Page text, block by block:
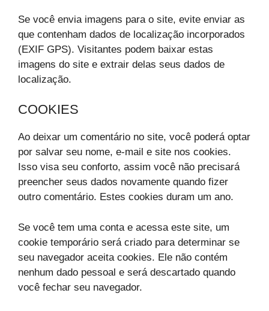
Se você envia imagens para o site, evite enviar as
que contenham dados de localização incorporados
(EXIF GPS). Visitantes podem baixar estas
imagens do site e extrair delas seus dados de
localização.
COOKIES
Ao deixar um comentário no site, você poderá optar
por salvar seu nome, e-mail e site nos cookies.
Isso visa seu conforto, assim você não precisará
preencher seus dados novamente quando fizer
outro comentário. Estes cookies duram um ano.
Se você tem uma conta e acessa este site, um
cookie temporário será criado para determinar se
seu navegador aceita cookies. Ele não contém
nenhum dado pessoal e será descartado quando
você fechar seu navegador.